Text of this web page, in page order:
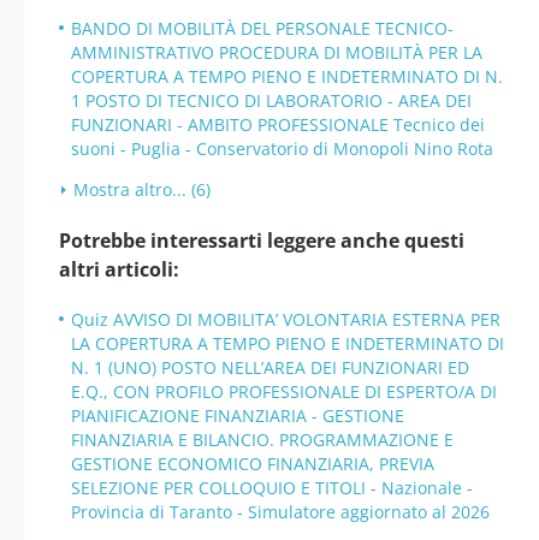
BANDO DI MOBILITÀ DEL PERSONALE TECNICO-
AMMINISTRATIVO PROCEDURA DI MOBILITÀ PER LA
COPERTURA A TEMPO PIENO E INDETERMINATO DI N.
1 POSTO DI TECNICO DI LABORATORIO - AREA DEI
FUNZIONARI - AMBITO PROFESSIONALE Tecnico dei
suoni - Puglia - Conservatorio di Monopoli Nino Rota
Mostra altro... (6)
Potrebbe interessarti leggere anche questi
altri articoli:
Quiz AVVISO DI MOBILITA’ VOLONTARIA ESTERNA PER
LA COPERTURA A TEMPO PIENO E INDETERMINATO DI
N. 1 (UNO) POSTO NELL’AREA DEI FUNZIONARI ED
E.Q., CON PROFILO PROFESSIONALE DI ESPERTO/A DI
PIANIFICAZIONE FINANZIARIA - GESTIONE
FINANZIARIA E BILANCIO. PROGRAMMAZIONE E
GESTIONE ECONOMICO FINANZIARIA, PREVIA
SELEZIONE PER COLLOQUIO E TITOLI - Nazionale -
Provincia di Taranto - Simulatore aggiornato al 2026